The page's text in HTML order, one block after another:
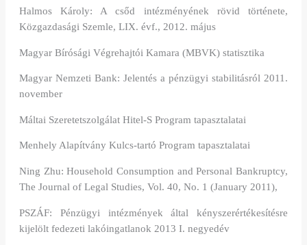
Halmos Károly: A csőd intézményének rövid története,
Közgazdasági Szemle, LIX. évf., 2012. május
Magyar Bírósági Végrehajtói Kamara (MBVK) statisztika
Magyar Nemzeti Bank: Jelentés a pénzügyi stabilitásról 2011.
november
Máltai Szeretetszolgálat Hitel-S Program tapasztalatai
Menhely Alapítvány Kulcs-tartó Program tapasztalatai
Ning Zhu: Household Consumption and Personal Bankruptcy,
The Journal of Legal Studies, Vol. 40, No. 1 (January 2011),
PSZÁF: Pénzügyi intézmények által kényszerértékesítésre
kijelölt fedezeti lakóingatlanok 2013 I. negyedév